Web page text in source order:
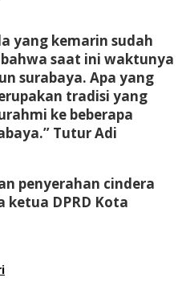
yang kemarin sudah
saat ini waktunya
surabaya. Apa yang
tradisi yang
ke beberapa
Tutur Adi
penyerahan cindera
ketua DPRD Kota